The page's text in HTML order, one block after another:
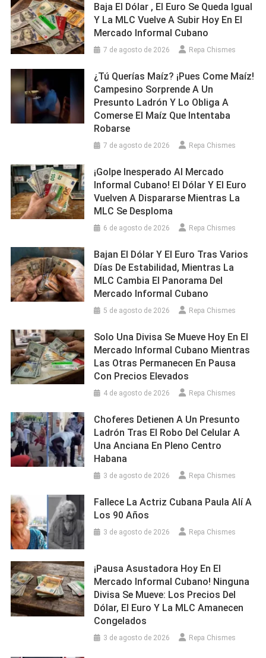
Baja El Dólar , El Euro Se Queda Igual
Y La MLC Vuelve A Subir Hoy En El
Mercado Informal Cubano
7 de agosto de 2026 Repa Chismes
¿Tú Querías Maíz? ¡Pues Come Maíz!
Campesino Sorprende A Un
Presunto Ladrón Y Lo Obliga A
Comerse El Maíz Que Intentaba
Robarse
7 de agosto de 2026 Repa Chismes
¡Golpe Inesperado Al Mercado
Informal Cubano! El Dólar Y El Euro
Vuelven A Dispararse Mientras La
MLC Se Desploma
6 de agosto de 2026 Repa Chismes
Bajan El Dólar Y El Euro Tras Varios
Días De Estabilidad, Mientras La
MLC Cambia El Panorama Del
Mercado Informal Cubano
5 de agosto de 2026 Repa Chismes
Solo Una Divisa Se Mueve Hoy En El
Mercado Informal Cubano Mientras
Las Otras Permanecen En Pausa
Con Precios Elevados
4 de agosto de 2026 Repa Chismes
Choferes Detienen A Un Presunto
Ladrón Tras El Robo Del Celular A
Una Anciana En Pleno Centro
Habana
3 de agosto de 2026 Repa Chismes
Fallece La Actriz Cubana Paula Alí A
Los 90 Años
3 de agosto de 2026 Repa Chismes
¡Pausa Asustadora Hoy En El
Mercado Informal Cubano! Ninguna
Divisa Se Mueve: Los Precios Del
Dólar, El Euro Y La MLC Amanecen
Congelados
3 de agosto de 2026 Repa Chismes